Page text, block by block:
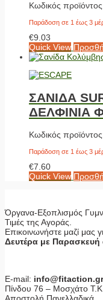
Κωδικός
Παράδοση σε 1 έως 3
€9.03
Quick View
ΣΑΝΙΔΑ
ΔΕΛΦΙΝΙΑ
Κωδικός
Παράδοση σε 1 έως 3
€7.60
Quick View
Όργανα-Εξοπλισμός
Τιμές της Αγοράς.
Επικοινωνήστε μαζί μας
Δευτέρα με Παρασκευή
E-mail: info@fitaction.gr
Πίνδου 76 – Μοσχάτο